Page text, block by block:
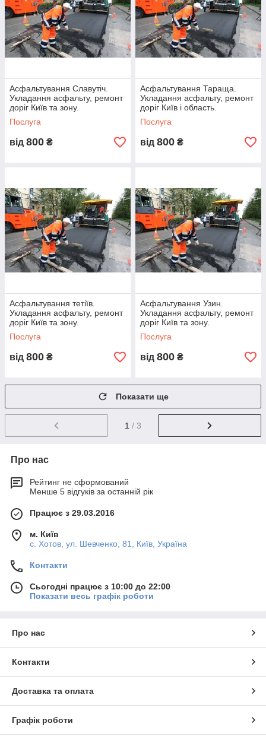
Відвантаження матеріалів або
виконання робіт в обумовлені
терміни
Гарантія якості на матеріали та
на об'єкт
Ви тільки контролюєте роботу!
У процесі виконання робіт з каталогу нижче ми робимо
абсолютно все, заощаджуючи ваш час і сили.
Працюйте з кращими!
Асфальтування Славутіч.
Укладання асфальту, ремонт
доріг Київ та зону.
Послуга
від 800 ₴
Асфальтування Тараща.
Укладання асфальту, ремонт
доріг Київ і область.
Послуга
від 800 ₴
Асфальтування тетіїв.
Укладання асфальту, ремонт
доріг Київ та зону.
Послуга
від 800 ₴
Асфальтування Узин.
Укладання асфальту, ремонт
доріг Київ та зону.
Послуга
від 800 ₴
Показати ще
1 / 3
Про нас
Рейтинг не сформований
Менше 5 відгуків за останній рік
Працює з 29.03.2016
м. Київ
с. Хотов, ул. Шевченко, 81, Київ, Україна
Контакти
Сьогодні працює з 10:00 до 22:00
Показати весь графік роботи
Про нас
Контакти
Доставка та оплата
Графік роботи